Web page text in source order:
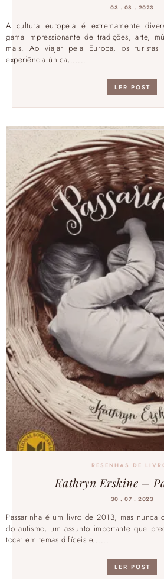
03 . 08 . 2023
A cultura europeia é extremamente
gama impressionante de tradições, arte,
mais. Ao viajar pela Europa, os turistas
experiência única,......
LER POST
RESENHAS DE
Kathryn Erskine –
30 . 07 . 2023
Passarinha é um livro de 2013, mas nunca
do autismo, um assunto importante que
tocar em temas difíceis e......
LER POST